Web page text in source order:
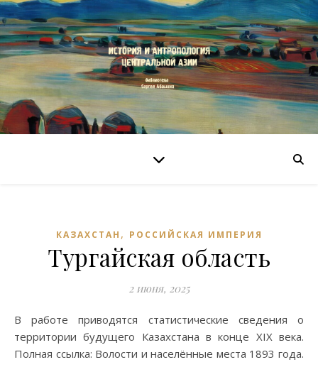
КАЗАХСТАН , РОССИЙСКАЯ ИМПЕРИЯ
Тургайская область
2 июня, 2025
В работе приводятся статистические сведения о
территории будущего Казахстана в конце XIX века.
Полная ссылка: Волости и населённые места 1893 года.